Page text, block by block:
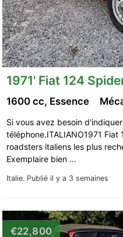
1971' Fiat 124
Italie. Publié il y a 3 semaines
1600 cc, Essence
Si vous avez besoin
téléphone.ITALIANO1971
roadsters italiens les plus
Exemplaire bien …
€22,800